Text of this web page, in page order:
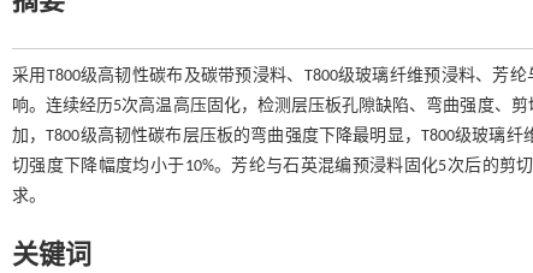
采用T800级高韧性碳布及碳带预浸料、T800级玻璃纤维预浸料、芳
响。连续经历5次高温高压固化，检测层压板孔隙缺陷、弯曲强度、
加，T800级高韧性碳布层压板的弯曲强度下降最明显，T800级玻璃
切强度下降幅度均小于10%。芳纶与石英混编预浸料固化5次后的剪
求。
关键词